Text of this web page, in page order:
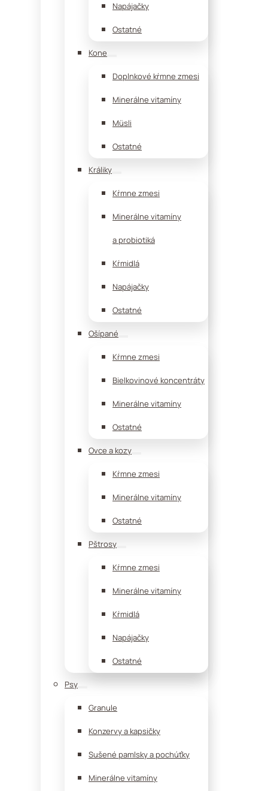
Napájačky
Ostatné
Kone
Doplnkové kŕmne zmesi
Minerálne vitamíny
Müsli
Ostatné
Králiky
Kŕmne zmesi
Minerálne vitamíny
a probiotiká
Kŕmidlá
Napájačky
Ostatné
Ošípané
Kŕmne zmesi
Bielkovinové koncentráty
Minerálne vitamíny
Ostatné
Ovce a kozy
Kŕmne zmesi
Minerálne vitamíny
Ostatné
Pštrosy
Kŕmne zmesi
Minerálne vitamíny
Kŕmidlá
Napájačky
Ostatné
Psy
Granule
Konzervy a kapsičky
Sušené pamlsky a pochúťky
Minerálne vitamíny